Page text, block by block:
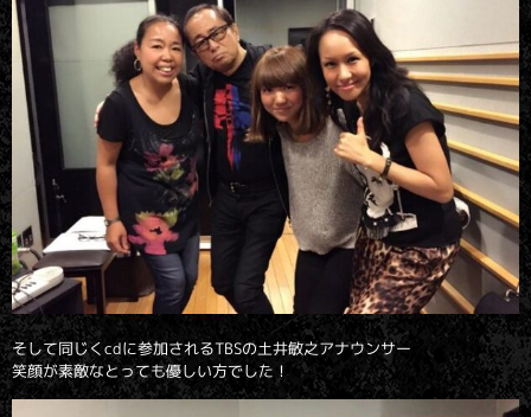
そして同じくcdに参加されるTBSの土井敏之アナウンサー
笑顔が素敵なとっても優しい方でした！